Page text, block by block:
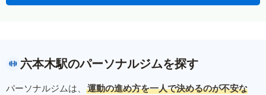
六本木駅のパーソナルジムを探す
パーソナルジムは、
運動の進め方を一人で決めるのが不安な